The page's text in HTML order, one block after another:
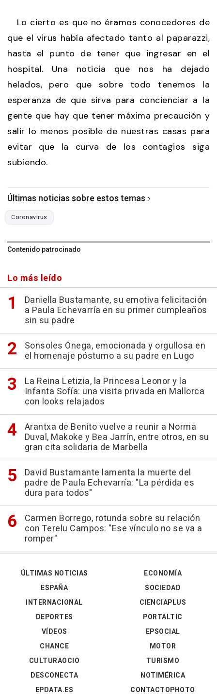
Lo cierto es que no éramos conocedores de
que el virus había afectado tanto al paparazzi,
hasta el punto de tener que ingresar en el
hospital. Una noticia que nos ha dejado
helados, pero que sobre todo tenemos la
esperanza de que sirva para concienciar a la
gente que hay que tener máxima precaución y
salir lo menos posible de nuestras casas para
evitar que la curva de los contagios siga
subiendo.
Últimas noticias sobre estos temas
Coronavirus
Contenido patrocinado
Lo más leído
Daniella Bustamante, su emotiva felicitación
a Paula Echevarría en su primer cumpleaños
sin su padre
Sonsoles Ónega, emocionada y orgullosa en
el homenaje póstumo a su padre en Lugo
La Reina Letizia, la Princesa Leonor y la
Infanta Sofía: una visita privada en Mallorca
con looks relajados
Arantxa de Benito vuelve a reunir a Norma
Duval, Makoke y Bea Jarrín, entre otros, en su
gran cita solidaria de Marbella
David Bustamante lamenta la muerte del
padre de Paula Echevarría: "La pérdida es
dura para todos"
Carmen Borrego, rotunda sobre su relación
con Terelu Campos: "Ese vínculo no se va a
romper"
ÚLTIMAS NOTICIAS
ESPAÑA
INTERNACIONAL
DEPORTES
VÍDEOS
ECONOMÍA
SOCIEDAD
CIENCIAPLUS
PORTALTIC
EPSOCIAL
CHANCE
CULTURAOCIO
DESCONECTA
EPDATA.ES
MOTOR
TURISMO
NOTIMÉRICA
CONTACTOPHOTO